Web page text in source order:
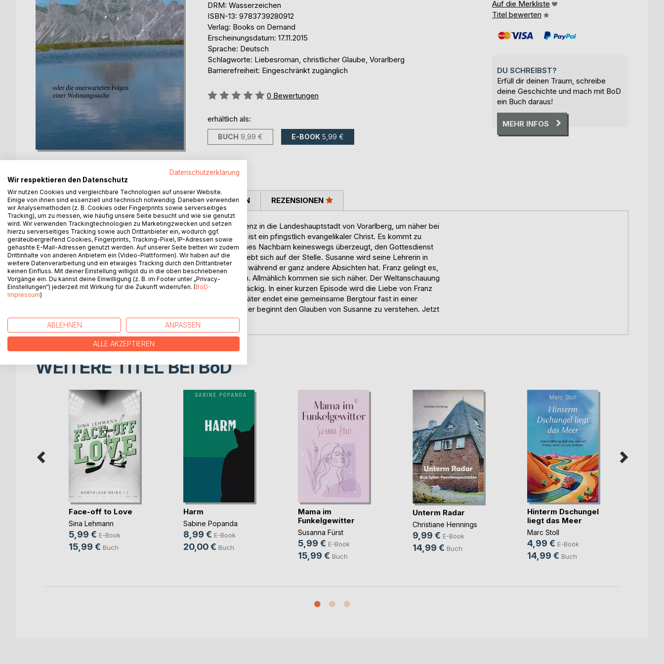
DRM: Wasserzeichen
ISBN-13: 9783739280912
Verlag: Books on Demand
Erscheinungsdatum: 17.11.2015
Sprache: Deutsch
Schlagworte: Liebesroman, christlicher Glaube, Vorarlberg
Barrierefreiheit: Eingeschränkt zugänglich
Bewertung::
0 Bewertungen
erhältlich als:
BUCH 9,99 € E-BOOK 5,99 €
Auf die Merkliste
Titel bewerten
DU SCHREIBST?
Erfüll dir deinen Traum, schreibe
deine Geschichte und mach mit BoD
ein Buch daraus!
MEHR INFOS
BESCHREIBUNG
Franz Kaufmann zieht aus dem Bregenzerwald nach Bregenz in die Landeshauptstadt von Vorarlberg, um näher bei
seiner Arbeitsstelle zu sein. Sein neuer Wohnungsnachbar ist ein pfingstlich evangelikaler Christ. Es kommt zu
Gesprächen. Schließlich besucht Franz, vom Glauben seines Nachbarn keineswegs überzeugt, den Gottesdienst
der Pfingstgemeinde. Dort begegnet er Susanne und verliebt sich auf der Stelle. Susanne wird seine Lehrerin in
Sachen christlicher Glaube. Mehr will sie für ihn nicht sein, während er ganz andere Absichten hat. Franz gelingt es,
Susanne zu gemeinsamen Freizeitaktivitäten zu überreden. Allmählich kommen sie sich näher. Der Weltanschauung
von Susanne widersetzt sich Franz jedoch weiterhin hartnäckig. In einer kurzen Episode wird die Liebe von Franz
bei einer Auslandreise auf die Probe gestellt. Ein wenig später endet eine gemeinsame Bergtour fast in einer
Tragödie. Sie löst in Franz ein neues Nachdenken aus und er beginnt den Glauben von Susanne zu verstehen. Jetzt
endlich kann sie Ja sagen.
AUTOR/IN PRESSESTIMMEN REZENSIONEN
WEITERE TITEL BEIBoD
Face-off to Love
Sina Lehmann
5,99 € E-Book
15,99 € Buch
Harm
Sabine Popanda
8,99 € E-Book
20,00 € Buch
Mama im
Funkelgewitter
Susanna Fürst
5,99 € E-Book
15,99 € Buch
Unterm Radar
Christiane Hennings
9,99 € E-Book
14,99 € Buch
Hinterm Dschungel
liegt das Meer
Marc Stoll
4,99 € E-Book
14,99 € Buch
Datenschutzerklärung
Wir respektieren den Datenschutz
Wir nutzen Cookies und vergleichbare Technologien auf unserer Website.
Einige von ihnen sind essenziell und technisch notwendig. Daneben verwenden
wir Analysemethoden (z. B. Cookies oder Fingerprints sowie serverseitiges
Tracking), um zu messen, wie häufig unsere Seite besucht und wie sie genutzt
wird. Wir verwenden Trackingtechnologien zu Marketingzwecken und setzen
hierzu serverseitiges Tracking sowie auch Drittanbieter ein, wodurch ggf.
geräteübergreifend Cookies, Fingerprints, Tracking-Pixel, IP-Adressen sowie
gehashte E-Mail-Adressen genutzt werden. Auf unserer Seite betten wir zudem
Drittinhalte von anderen Anbietern ein (Video-Plattformen). Wir haben auf die
weitere Datenverarbeitung und ein etwaiges Tracking durch den Drittanbieter
keinen Einfluss. Mit deiner Einstellung willigst du in die oben beschriebenen
Vorgänge ein. Du kannst deine Einwilligung (z. B. im Footer unter „Privacy-
Einstellungen“) jederzeit mit Wirkung für die Zukunft widerrufen. (BoD-
Impressum)
ABLEHNEN ANPASSEN
ALLE AKZEPTIEREN